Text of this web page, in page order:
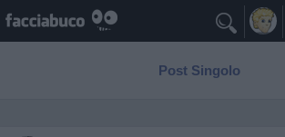
Post Singolo